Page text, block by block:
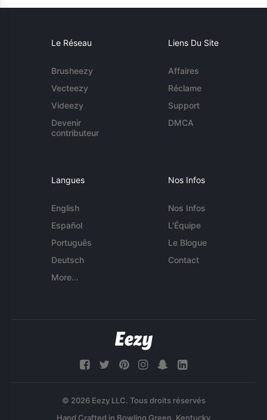
Le Réseau
Brusheezy
Vecteezy
Videezy
Devenir
contributeur
Liens Du Site
Affaires
Réclame
Support
DMCA
Langues
English
Español
Português
Deutsch
More...
Nos Infos
Nos Infos
L'Équipe
Le Blogue
Contact
© 2026 Eezy LLC. Tous droits réservés